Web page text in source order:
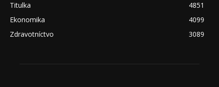
Titulka
4851
Ekonomika
4099
Zdravotníctvo
3089